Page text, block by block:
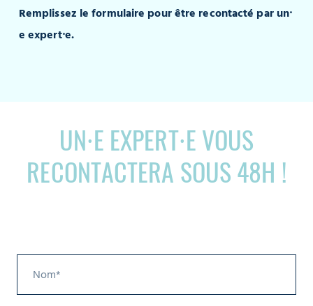
Remplissez le formulaire pour être recontacté par un⸱
e expert⸱e.
UN⸱E EXPERT⸱E VOUS
RECONTACTERA SOUS 48H !